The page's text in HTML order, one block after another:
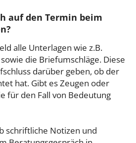
auf den Termin beim
alle Unterlagen wie z.B.
die Briefumschläge. Diese
darüber geben, ob der
hat. Gibt es Zeugen oder
für den Fall von Bedeutung
schriftliche Notizen und